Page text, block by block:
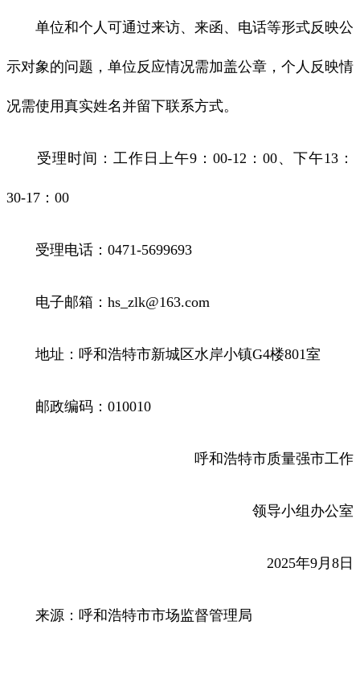
单位和个人可通过来访、来函、电话等形式反映公
示对象的问题，单位反应情况需加盖公章，个人反映情
况需使用真实姓名并留下联系方式。
受理时间：工作日上午9：00-12：00、下午13：
30-17：00
受理电话：0471-5699693
电子邮箱：hs_zlk@163.com
地址：呼和浩特市新城区水岸小镇G4楼801室
邮政编码：010010
呼和浩特市质量强市工作
领导小组办公室
2025年9月8日
来源：呼和浩特市市场监督管理局